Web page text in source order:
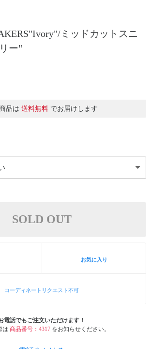
ミッドカットスニ
ー"
品は 送料無料 でお届けします
SOLD OUT
お気に入り
コーディネートリクエスト不可
電話でもご注文いただけます！
は 商品番号：4317 をお知らせください。